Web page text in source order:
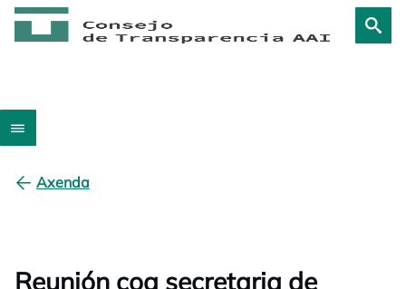
Axenda
Reunión coa secretaria de